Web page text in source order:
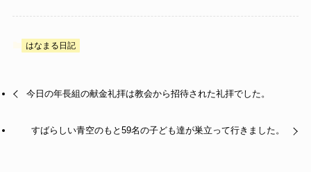
はなまる日記
今日の年長組の献金礼拝は教会から招待された礼拝でした。
すばらしい青空のもと59名の子ども達が巣立って行きました。